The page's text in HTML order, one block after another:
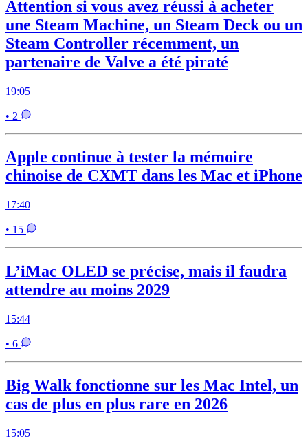
Attention si vous avez réussi à acheter
une Steam Machine, un Steam Deck ou un
Steam Controller récemment, un
partenaire de Valve a été piraté
19:05
• 2
Apple continue à tester la mémoire
chinoise de CXMT dans les Mac et iPhone
17:40
• 15
L’iMac OLED se précise, mais il faudra
attendre au moins 2029
15:44
• 6
Big Walk fonctionne sur les Mac Intel, un
cas de plus en plus rare en 2026
15:05